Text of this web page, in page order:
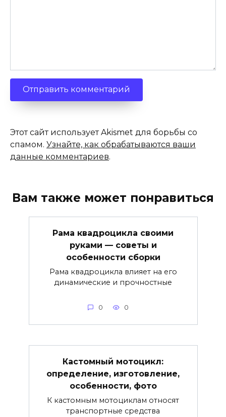
Этот сайт использует Akismet для борьбы со
спамом. Узнайте, как обрабатываются ваши
данные комментариев.
Вам также может понравиться
Рама квадроцикла своими
руками — советы и
особенности сборки
Рама квадроцикла влияет на его
динамические и прочностные
0 0
Кастомный мотоцикл:
определение, изготовление,
особенности, фото
К кастомным мотоциклам относят
транспортные средства